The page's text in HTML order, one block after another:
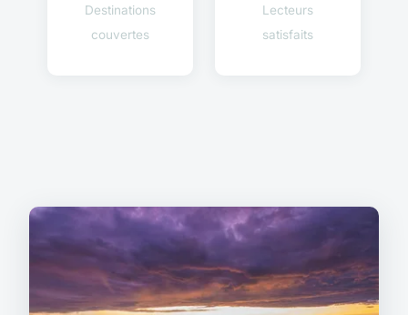
Destinations
couvertes
Lecteurs
satisfaits